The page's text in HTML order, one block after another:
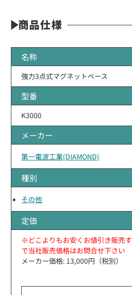
商品仕様
名称
強力3点式マグネットベース
型番
K3000
メーカー
第一電波工業(DIAMOND)
種別
その他
定価
※どこよりもお安くお値引き販売
で当社販売価格はお問合せ下さい
メーカー価格: 13,000円（税別）